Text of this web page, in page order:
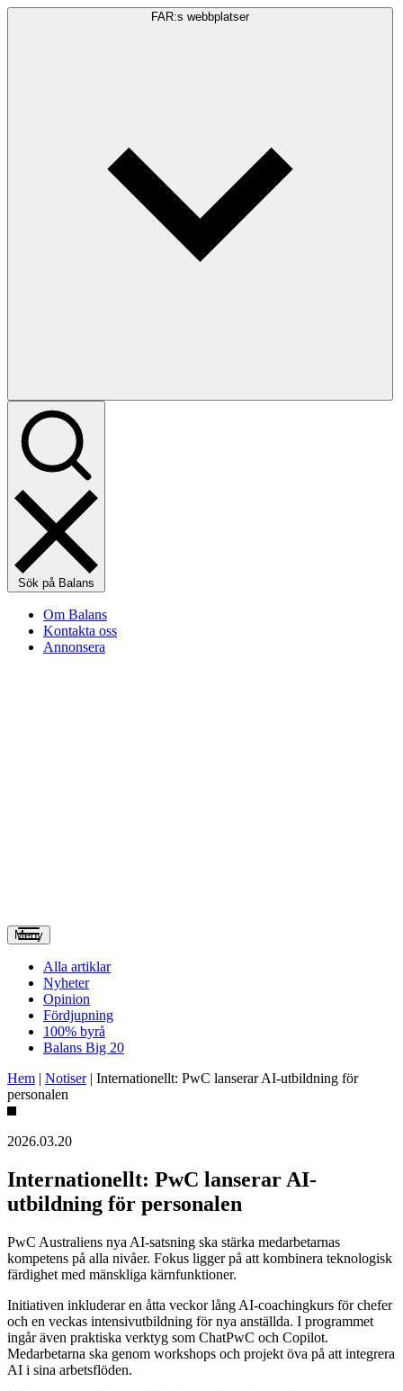
FAR:s webbplatser
Sök på Balans
Om Balans
Kontakta oss
Annonsera
Meny
Alla artiklar
Nyheter
Opinion
Fördjupning
100% byrå
Balans Big 20
Hem | Notiser| Internationellt: PwC lanserar AI-utbildning för
personalen
2026.03.20
Internationellt: PwC lanserar AI-
utbildning för personalen
PwC Australiens nya AI-satsning ska stärka medarbetarnas
kompetens på alla nivåer. Fokus ligger på att kombinera teknologisk
färdighet med mänskliga kärnfunktioner.
Initiativen inkluderar en åtta veckor lång AI-coachingkurs för chefer
och en veckas intensivutbildning för nya anställda. I programmet
ingår även praktiska verktyg som ChatPwC och Copilot.
Medarbetarna ska genom workshops och projekt öva på att integrera
AI i sina arbetsflöden.